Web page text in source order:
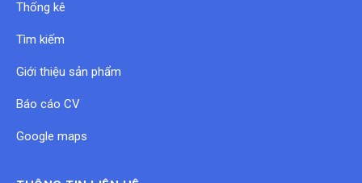
Thống kê
Tìm kiếm
Giới thiệu sản phẩm
Báo cáo CV
Google maps